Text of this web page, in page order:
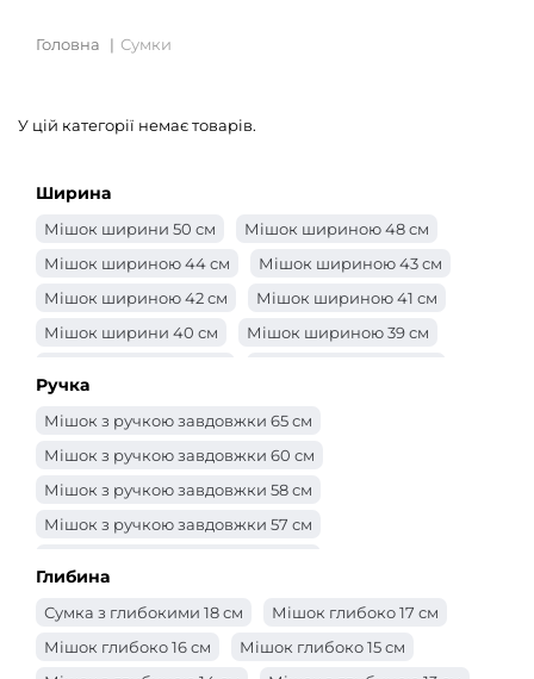
Головна Сумки
У цій категорії немає товарів.
Ширина
Мішок ширини 50 см
Мішок шириною 48 см
Мішок шириною 44 см
Мішок шириною 43 см
Мішок шириною 42 см
Мішок шириною 41 см
Мішок ширини 40 см
Мішок шириною 39 см
Мішок шириною 34 см
Мішок шириною 32 см
Мішок шириною 30 см
Мішок шириною 28 см
Мішок шириною 26 см
Сумка -ширина 24 см
Сумка -ширина 23 см
Сумка -ширина 22 см
Сумка -ширина 21 см
Ручка
Мішок з ручкою завдовжки 65 см
Мішок з ручкою завдовжки 60 см
Мішок з ручкою завдовжки 58 см
Мішок з ручкою завдовжки 57 см
Мішок з ручкою завдовжки 52 см
Глибина
Сумка з глибокими 18 см
Мішок глибоко 17 см
Мішок глибоко 16 см
Мішок глибоко 15 см